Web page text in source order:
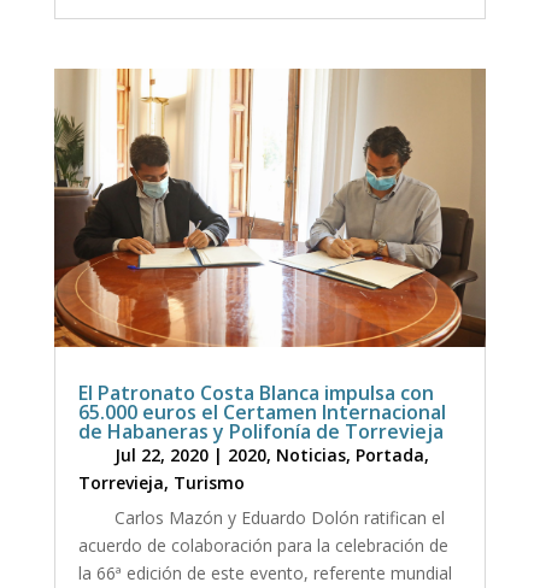
El Patronato Costa Blanca impulsa con
65.000 euros el Certamen Internacional
de Habaneras y Polifonía de Torrevieja
Jul 22, 2020| 2020, Noticias, Portada,
Torrevieja, Turismo
Carlos Mazón y Eduardo Dolón ratifican el
acuerdo de colaboración para la celebración de
la 66ª edición de este evento, referente mundial